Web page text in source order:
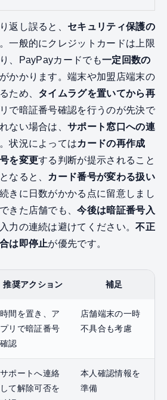
返し誤ると、 セキュリティ保護の
一般的にクレジットカードは上限
、PayPayカードでも一定回数の
がかかります。端末や加盟店端末の
ため、 タイムラグを置いてから再
で暗証番号確認を行うのが先決で
ない場合は、サポート窓口への連
状況によってはカードの再作成
を変更する判断が提示されること
なると、 カード番号が変わる扱い
きに日数がかかる点に留意しまし
きた店舗でも、今後は暗証番号入
力の連続は避けてください。不正
は即停止が優先です。
推奨アクション 補足
時間を置き、ア
プリで暗証番号
確認
店舗端末の一時
不具合も考慮
サポートへ連絡
して解除可否を
本人確認情報を
準備